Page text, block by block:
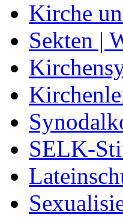
Kirche
Sekten |
SELK-